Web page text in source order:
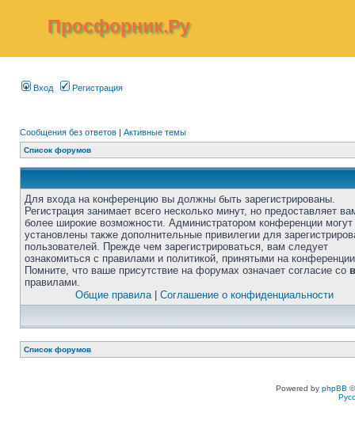
Просфорник.Ру
Вход Регистрация
Сообщения без ответов | Активные темы
Список форумов
Для входа на конференцию вы должны быть зарегистрированы.
Регистрация занимает всего несколько минут, но предоставляет
более широкие возможности. Администратором конференции
установлены также дополнительные привилегии для
пользователей. Прежде чем зарегистрироваться, вам следует
ознакомиться с правилами и политикой, принятыми на
Помните, что ваше присутствие на форумах означает согласие со
правилами.
Общие правила| Соглашение о конфиденциальности
Список форумов
Powered by phpBB